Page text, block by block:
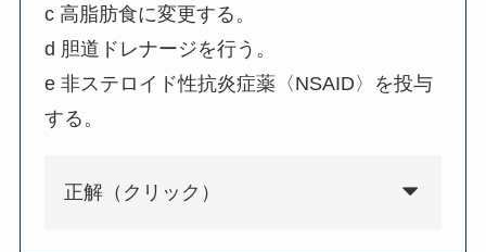
c 高脂肪食に変更する。
d 胆道ドレナージを行う。
e 非ステロイド性抗炎症薬〈NSAID〉を投与
する。
正解（クリック）